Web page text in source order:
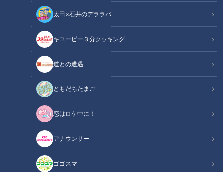
太田×石井のデララバ
キユーピー３分クッキング
道との遭遇
ともだちたまご
恋はロケ中に！
アナウンサー
ゴゴスマ
CBCテレビ『花咲かタイムズ』うなずキング
この記事の画像（全7枚）